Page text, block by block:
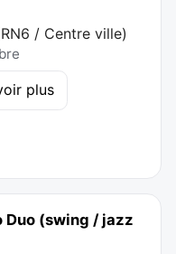
RN6 / Centre ville)
plus
Duo (swing / jazz